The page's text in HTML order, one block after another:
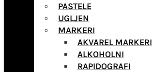
PASTELE
UGLJEN
MARKERI
AKVAREL MARKERI
ALKOHOLNI
RAPIDOGRAFI